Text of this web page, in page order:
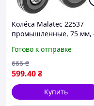
Колёса Malatec 22537
промышленные, 75 мм,
Готово к отправке
599.40₴
666 ₴
Купить